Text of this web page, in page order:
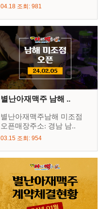
04.18 조회: 981
별난아재맥주 남해 ..
별난아재맥주남해 미조점
오픈매장주소: 경남 남..
03.15 조회: 954